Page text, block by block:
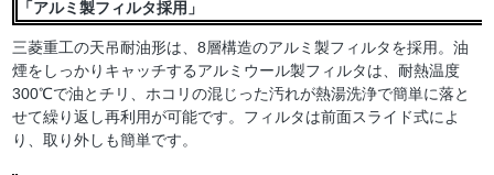
「アルミ製フィルタ採用」
三菱重工の天吊耐油形は、8層構造のアルミ製フィルタを採用。油
煙をしっかりキャッチするアルミウール製フィルタは、耐熱温度
300℃で油とチリ、ホコリの混じった汚れが熱湯洗浄で簡単に落と
せて繰り返し再利用が可能です。フィルタは前面スライド式によ
り、取り外しも簡単です。